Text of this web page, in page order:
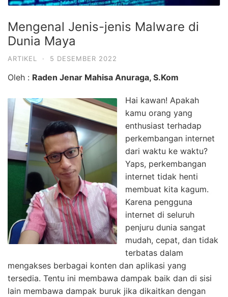
Mengenal Jenis-jenis Malware di
Dunia Maya
ARTIKEL · 5 DESEMBER 2022
Oleh : Raden Jenar Mahisa Anuraga, S.Kom
Hai kawan! Apakah
kamu orang yang
enthusiast terhadap
perkembangan internet
dari waktu ke waktu?
Yaps, perkembangan
internet tidak henti
membuat kita kagum.
Karena pengguna
internet di seluruh
penjuru dunia sangat
mudah, cepat, dan tidak
terbatas dalam
mengakses berbagai konten dan aplikasi yang
tersedia. Tentu ini membawa dampak baik dan di sisi
lain membawa dampak buruk jika dikaitkan dengan